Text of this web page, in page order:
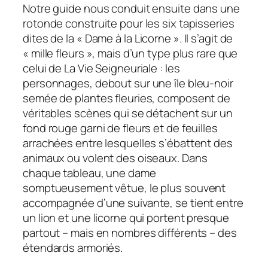
Notre guide nous conduit ensuite dans une
rotonde construite pour les six tapisseries
dites de la « Dame à la Licorne ». Il s’agit de
« mille fleurs », mais d’un type plus rare que
celui de La Vie Seigneuriale : les
personnages, debout sur une île bleu-noir
semée de plantes fleuries, composent de
véritables scènes qui se détachent sur un
fond rouge garni de fleurs et de feuilles
arrachées entre lesquelles s’ébattent des
animaux ou volent des oiseaux. Dans
chaque tableau, une dame
somptueusement vêtue, le plus souvent
accompagnée d’une suivante, se tient entre
un lion et une licorne qui portent presque
partout – mais en nombres différents – des
étendards armoriés.